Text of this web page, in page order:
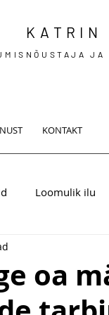
KATRIN
JA
KONTAKT
Loomulik ilu
oa